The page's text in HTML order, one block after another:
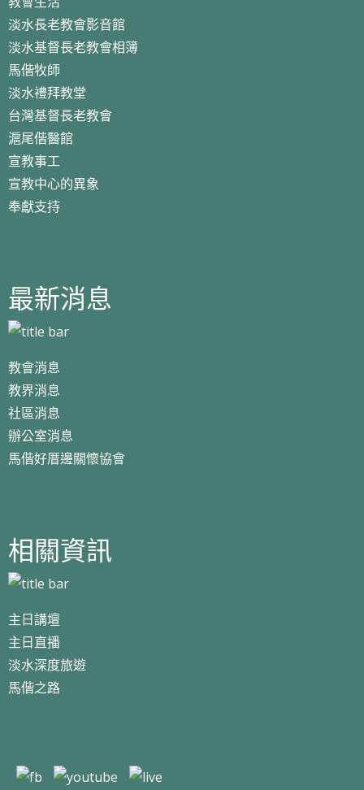
淡水長老教會影音館
淡水基督長老教會相簿
馬偕牧師
淡水禮拜教堂
台灣基督長老教會
滬尾偕醫館
宣教事工
宣教中心的異象
奉獻支持
最新消息
教會消息
教界消息
社區消息
辦公室消息
馬偕好厝邊關懷協會
相關資訊
主日講壇
主日直播
淡水深度旅遊
馬偕之路